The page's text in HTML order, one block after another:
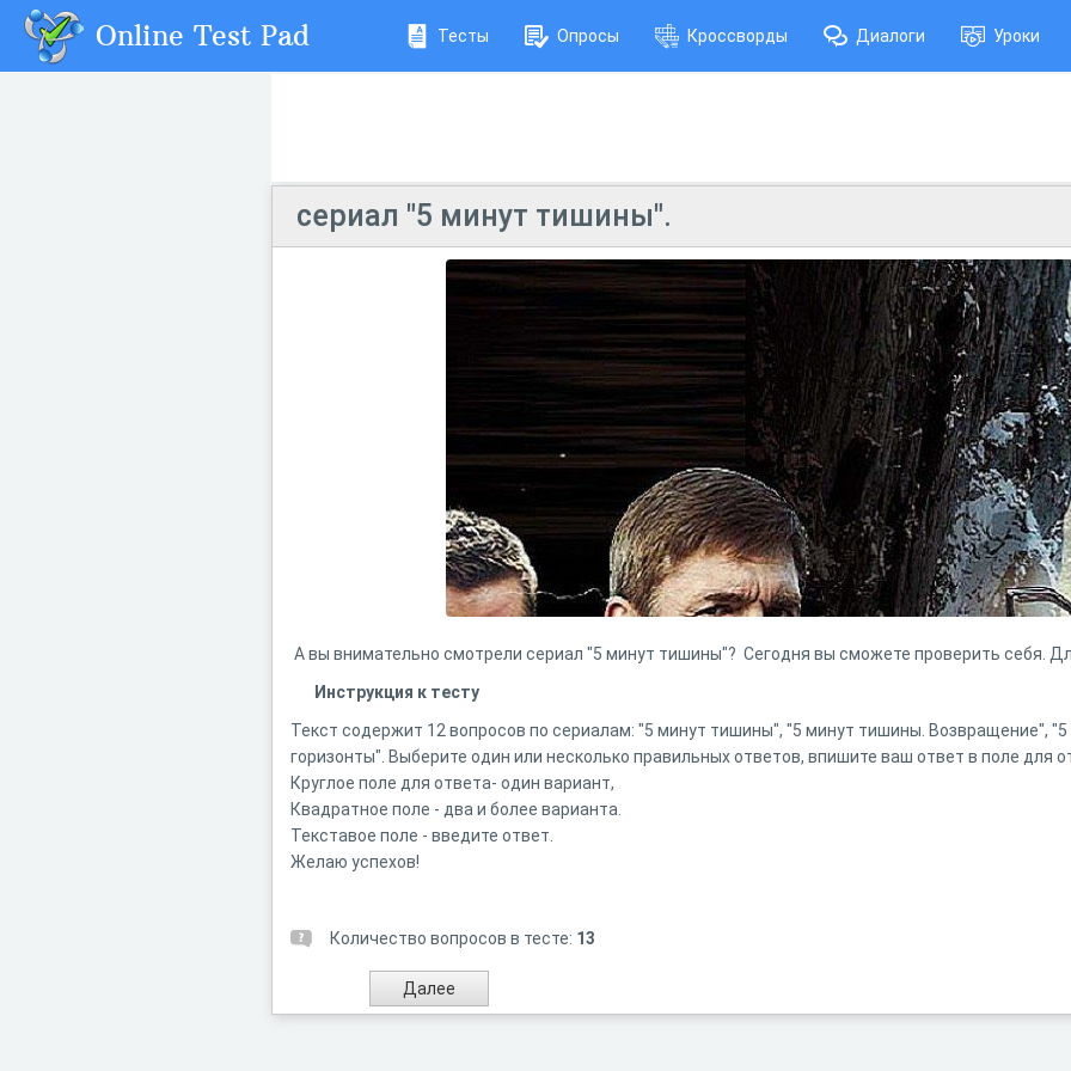
Online Test Pad Тесты Опросы Кроссворды Диалоги Уроки
сериал "5 минут тишины".
А вы внимательно смотрели сериал "5 минут тишины"? Сегодня вы сможете проверить себя.
Инструкция к тесту
Текст содержит 12 вопросов по сериалам: "5 минут тишины", "5 минут тишины. Возвращение",
горизонты". Выберите один или несколько правильных ответов, впишите ваш ответ в поле для
Круглое поле для ответа- один вариант,
Квадратное поле - два и более варианта.
Текставое поле - введите ответ.
Желаю успехов!
Количество вопросов в тесте: 13